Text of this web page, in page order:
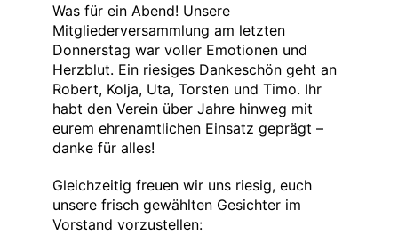
Was für ein Abend! Unsere
Mitgliederversammlung am letzten
Donnerstag war voller Emotionen und
Herzblut. Ein riesiges Dankeschön geht an
Robert, Kolja, Uta, Torsten und Timo. Ihr
habt den Verein über Jahre hinweg mit
eurem ehrenamtlichen Einsatz geprägt –
danke für alles!
Gleichzeitig freuen wir uns riesig, euch
unsere frisch gewählten Gesichter im
Vorstand vorzustellen: